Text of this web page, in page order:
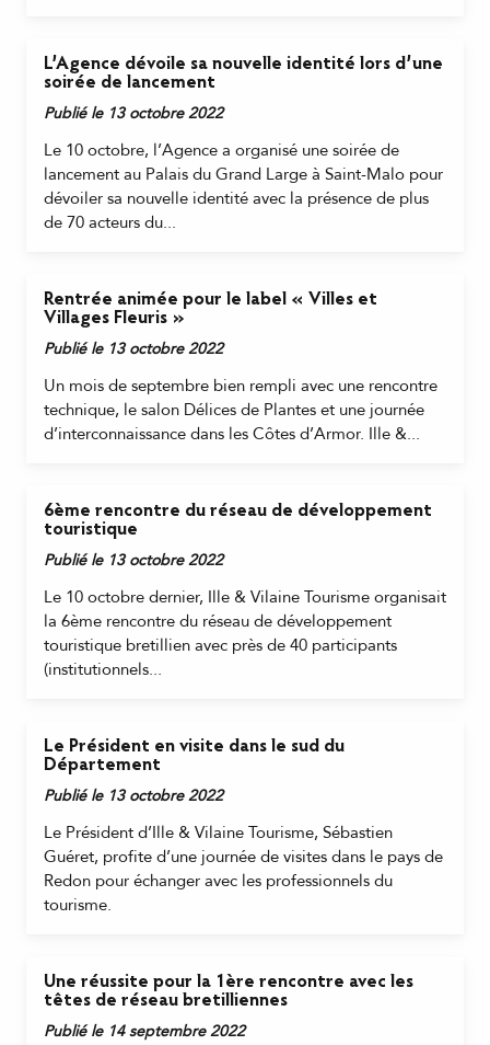
L’Agence dévoile sa nouvelle identité lors d’une
soirée de lancement
Publié le 13 octobre 2022
Le 10 octobre, l’Agence a organisé une soirée de
lancement au Palais du Grand Large à Saint-Malo pour
dévoiler sa nouvelle identité avec la présence de plus
de 70 acteurs du...
Rentrée animée pour le label « Villes et
Villages Fleuris »
Publié le 13 octobre 2022
Un mois de septembre bien rempli avec une rencontre
technique, le salon Délices de Plantes et une journée
d’interconnaissance dans les Côtes d’Armor. Ille &...
6ème rencontre du réseau de développement
touristique
Publié le 13 octobre 2022
Le 10 octobre dernier, Ille & Vilaine Tourisme organisait
la 6ème rencontre du réseau de développement
touristique bretillien avec près de 40 participants
(institutionnels...
Le Président en visite dans le sud du
Département
Publié le 13 octobre 2022
Le Président d’Ille & Vilaine Tourisme, Sébastien
Guéret, profite d’une journée de visites dans le pays de
Redon pour échanger avec les professionnels du
tourisme.
Une réussite pour la 1ère rencontre avec les
têtes de réseau bretilliennes
Publié le 14 septembre 2022